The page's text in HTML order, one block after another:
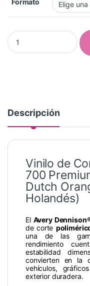
Formato
Vinilo Avery 700
Descripción
Vinilo de
700
Dutch
Holandés)
El Avery
de corte
una de las
rendimiento
estabilidad
convierten en la
vehículos,
exterior duradera.